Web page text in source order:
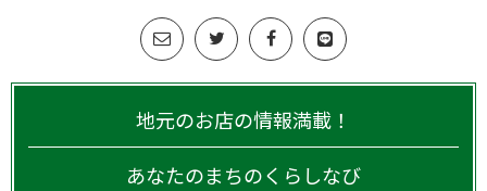
地元のお店の情報満載！
あなたのまちのくらしなび